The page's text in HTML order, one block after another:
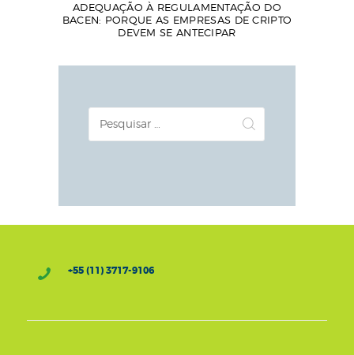
ADEQUAÇÃO À REGULAMENTAÇÃO DO
BACEN: PORQUE AS EMPRESAS DE CRIPTO
DEVEM SE ANTECIPAR
por:
+55 (11) 3717-9106